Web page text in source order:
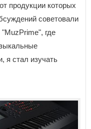
продукции которых
советовали
где
я стал изучать